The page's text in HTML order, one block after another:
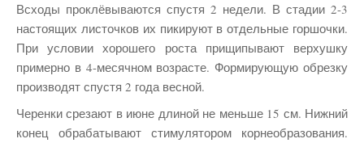
Всходы проклёвываются спустя 2 недели. В стадии 2-3
настоящих листочков их пикируют в отдельные горшочки.
При условии хорошего роста прищипывают верхушку
примерно в 4-месячном возрасте. Формирующую обрезку
производят спустя 2 года весной.
Черенки срезают в июне длиной не меньше 15 см. Нижний
конец обрабатывают стимулятором корнеобразования.